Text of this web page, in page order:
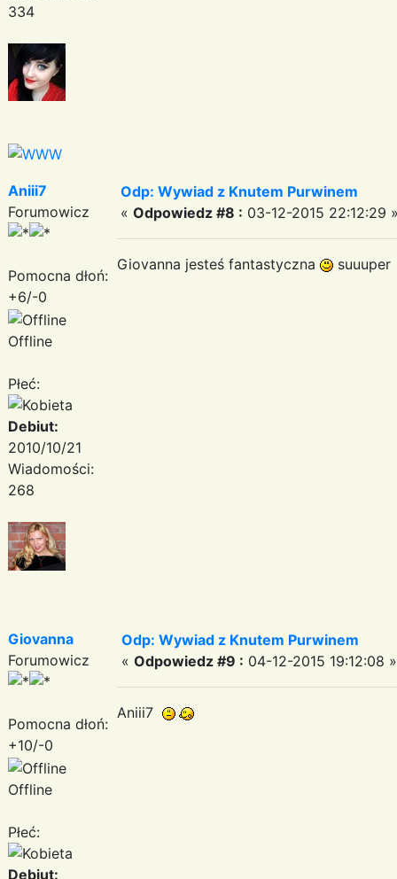
334
Aniii7
Forumowicz
Pomocna dłoń:
+6/-0
Offline
Płeć:
Debiut:
2010/10/21
Wiadomości:
268
Odp: Wywiad z Knutem Purwinem
« Odpowiedz #8 : 03-12-2015 22:12:29
Giovanna jesteś fantastyczna
Giovanna
Forumowicz
Pomocna dłoń:
+10/-0
Offline
Płeć:
Debiut:
Odp: Wywiad z Knutem Purwinem
« Odpowiedz #9 : 04-12-2015 19:12:08 »
Aniii7